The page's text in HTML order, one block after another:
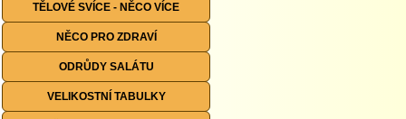
TĚLOVÉ SVÍCE - NĚCO VÍCE
NĚCO PRO ZDRAVÍ
ODRŮDY SALÁTU
VELIKOSTNÍ TABULKY